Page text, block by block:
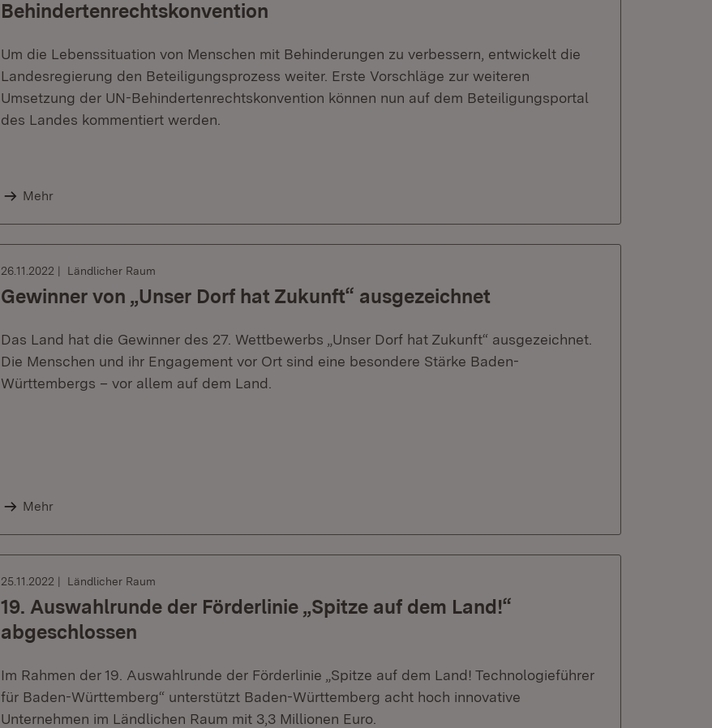
Behindertenrechtskonvention
Um die Lebenssituation von Menschen mit Behinderungen zu verbessern, entwickelt die
Landesregierung den Beteiligungsprozess weiter. Erste Vorschläge zur weiteren
Umsetzung der UN-Behindertenrechtskonvention können nun auf dem Beteiligungsportal
des Landes kommentiert werden.
Mehr
26.11.2022 Ländlicher Raum
Gewinner von „Unser Dorf hat Zukunft“ ausgezeichnet
Das Land hat die Gewinner des 27. Wettbewerbs „Unser Dorf hat Zukunft“ ausgezeichnet.
Die Menschen und ihr Engagement vor Ort sind eine besondere Stärke Baden-
Württembergs – vor allem auf dem Land.
Mehr
25.11.2022 Ländlicher Raum
19. Auswahlrunde der Förderlinie „Spitze auf dem Land!“
abgeschlossen
Im Rahmen der 19. Auswahlrunde der Förderlinie „Spitze auf dem Land! Technologieführer
für Baden-Württemberg“ unterstützt Baden-Württemberg acht hoch innovative
Unternehmen im Ländlichen Raum mit 3,3 Millionen Euro.